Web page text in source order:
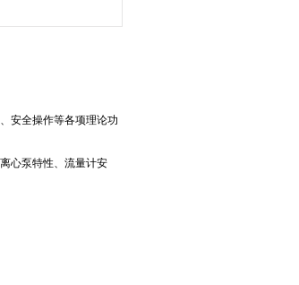
安全操作等各项理论功
心泵特性、流量计安